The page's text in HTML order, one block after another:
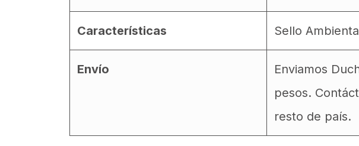
Características Sello
Envío
Enviamos
pesos.
resto de país.